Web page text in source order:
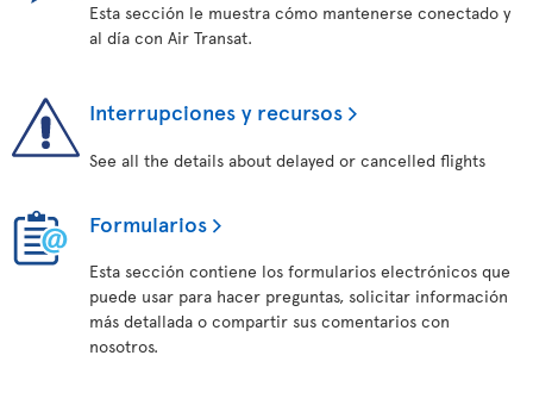
Esta sección le muestra cómo mantenerse conectado y
al día con Air Transat.
Interrupciones y recursos
See all the details about delayed or cancelled flights
Formularios
Esta sección contiene los formularios electrónicos que
puede usar para hacer preguntas, solicitar información
más detallada o compartir sus comentarios con
nosotros.